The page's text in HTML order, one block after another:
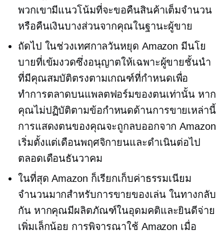
พวกเขามีแนวโน้มที่จะขอคืนสินค้าเต็มจำนวน
หรือคืนเงินบางส่วนจากคุณในฐานะผู้ขาย
ถัดไป ในช่วงเทศกาลวันหยุด Amazon มีนโย
บายที่เข้มงวดซึ่งอนุญาตให้เฉพาะผู้ขายชั้นนำ
ที่มีคุณสมบัติตรงตามเกณฑ์ที่กำหนดเพื่อ
ทำการตลาดบนแพลตฟอร์มของตนเท่านั้น หาก
คุณไม่ปฏิบัติตามข้อกำหนดด้านการขายเหล่านี้
การแสดงตนของคุณจะถูกลบออกจาก Amazon
เริ่มตั้งแต่เดือนพฤศจิกายนและดำเนินต่อไป
ตลอดเดือนธันวาคม
ในที่สุด Amazon ก็เรียกเก็บค่าธรรมเนียม
จำนวนมากสำหรับการขายของเล่น ในทางกลับ
กัน หากคุณมีผลิตภัณฑ์ในอุดมคติและยินดีจ่าย
เพิ่มเล็กน้อย การพิจารณาใช้ Amazon เมื่อ